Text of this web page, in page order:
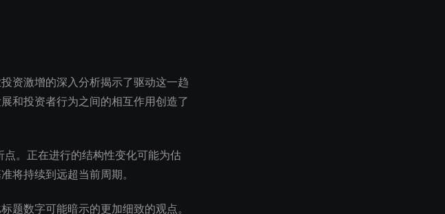
资激增的深入分析揭示了驱动这一趋
和投资者行为之间的相互作用创造了
。正在进行的结构性变化可能为估
将持续到远超当前周期。
题数字可能暗示的更加细致的观点。